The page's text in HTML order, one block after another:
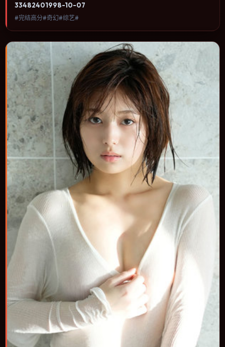
奏与视听语言统一，可作为休闲观影或类型片补片的选择。
33482401998-10-07
#完结高分#奇幻#综艺#